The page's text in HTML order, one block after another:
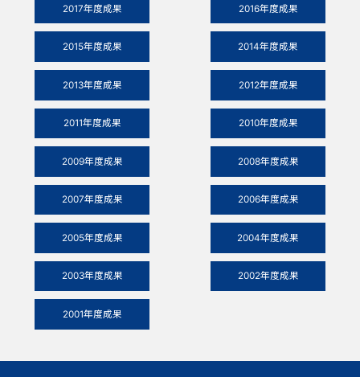
2017年度成果 2016年度成果
2015年度成果 2014年度成果
2013年度成果 2012年度成果
2011年度成果 2010年度成果
2009年度成果 2008年度成果
2007年度成果 2006年度成果
2005年度成果 2004年度成果
2003年度成果 2002年度成果
2001年度成果